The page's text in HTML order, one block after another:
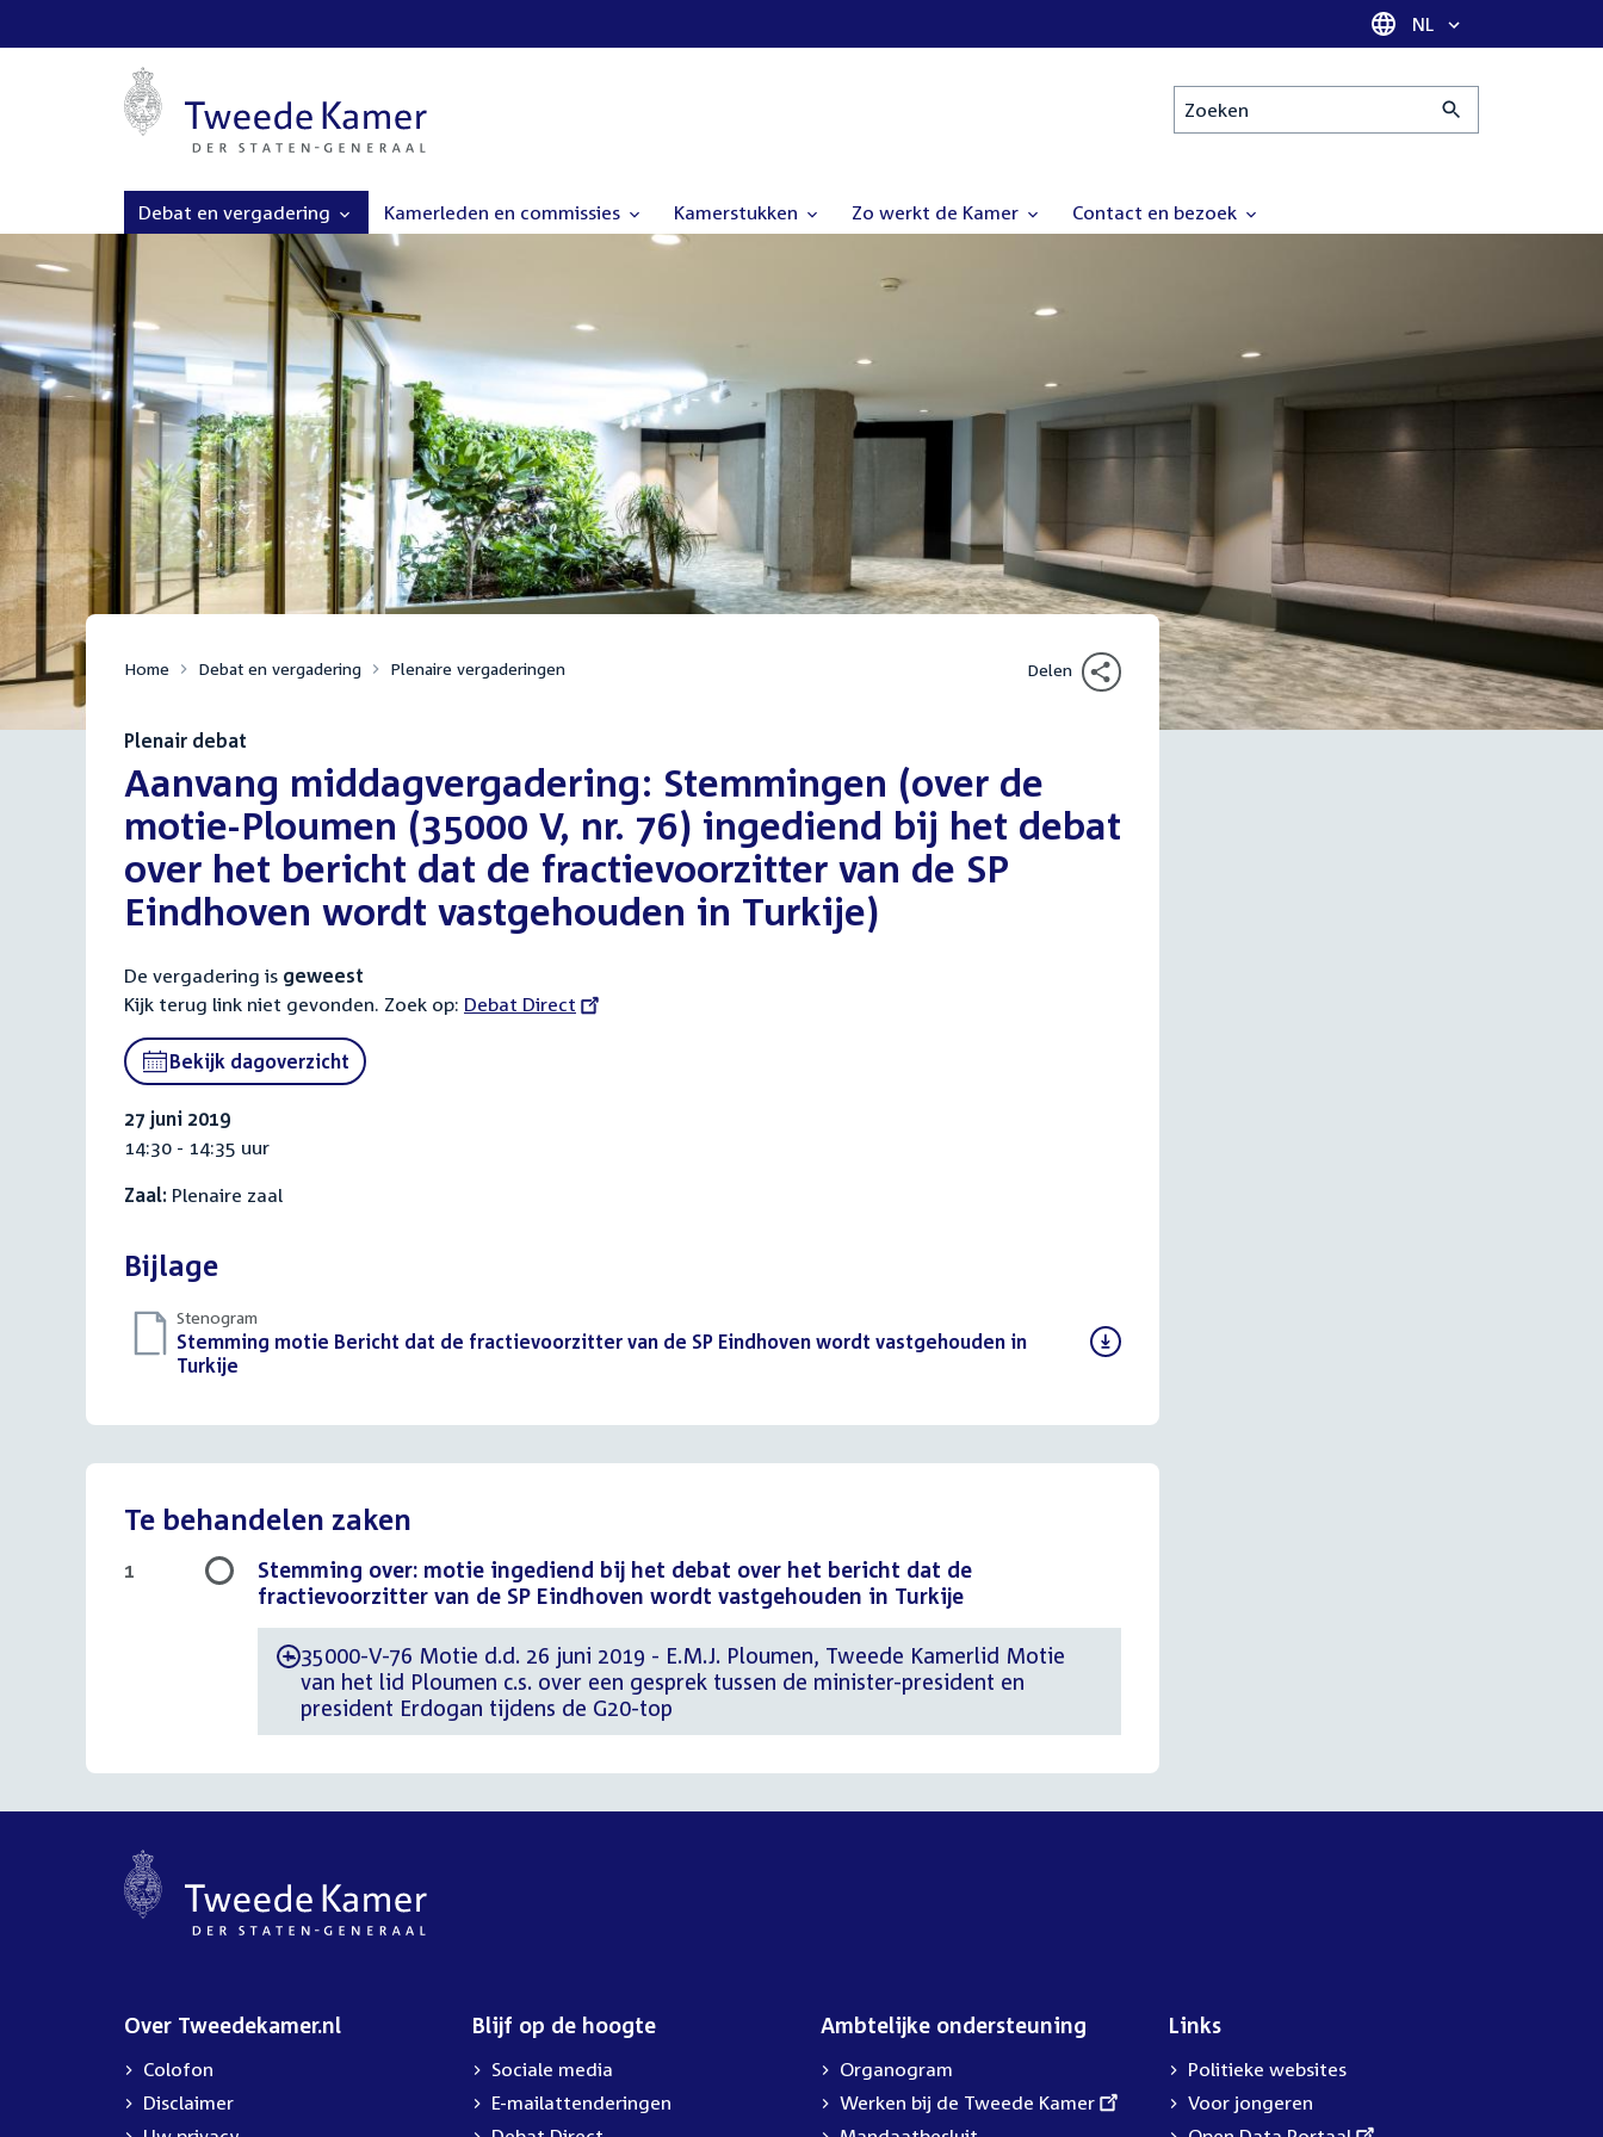
Taal selectie
NL
Zoeken
Debat en vergadering Kamerleden en commissies Kamerstukken Zo werkt de Kamer Contact en bezoek
Home Debat en vergadering Plenaire vergaderingen Delen
Plenair debat
Aanvang middagvergadering: Stemmingen (over de
motie-Ploumen (35000 V, nr. 76) ingediend bij het debat
over het bericht dat de fractievoorzitter van de SP
Eindhoven wordt vastgehouden in Turkije)
De vergadering is geweest
Kijk terug link niet gevonden. Zoek op: External
Debat Direct
Bekijk dagoverzicht
27 juni 2019
14:30 - 14:35 uur
Zaal: Plenaire zaal
Bijlage
Stenogram
Download
bestand:
Stemming motie Bericht dat de fractievoorzitter van de SP Eindhoven wordt vastgehouden in
Turkije
Te behandelen zaken
Stemming over: motie ingediend bij het debat over het bericht dat de
fractievoorzitter van de SP Eindhoven wordt vastgehouden in Turkije
-35000-V-76 Motie d.d. 26 juni 2019 - E.M.J. Ploumen, Tweede Kamerlid Motie
van het lid Ploumen c.s. over een gesprek tussen de minister-president en
president Erdogan tijdens de G20-top
1
Over Tweedekamer.nl
Colofon
Disclaimer
Blijf op de hoogte
Sociale media
E-mailattenderingen
Ambtelijke ondersteuning
Organogram
External
link:
Werken bij de Tweede Kamer
Links
Politieke websites
Voor jongeren